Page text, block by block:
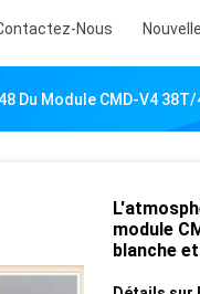
Nous
Du Module CMD-V4
module
blanche